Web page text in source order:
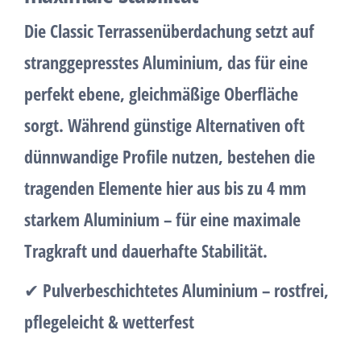
Die Classic Terrassenüberdachungsetzt auf
stranggepresstes Aluminium, das für eine
perfekt ebene, gleichmäßige Oberfläche
sorgt. Während günstige Alternativen oft
dünnwandige Profile nutzen, bestehen die
tragenden Elemente hier aus bis zu 4 mm
starkem Aluminium – für eine maximale
Tragkraft und dauerhafte Stabilität.
✔ Pulverbeschichtetes Aluminium – rostfrei,
pflegeleicht & wetterfest